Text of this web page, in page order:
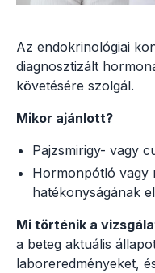
Az endokrinológiai
diagnosztizált
követésére szolgál.
Mikor ajánlott?
Pajzsmirigy- vagy
Hormonpótló vagy
hatékonyságának
Mi történik a
a beteg aktuális
laboreredményeket,